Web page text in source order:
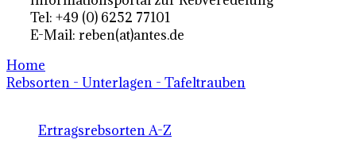
Tel: +49 (0) 6252 77101
E-Mail: reben(at)antes.de
Home
Rebsorten - Unterlagen - Tafeltrauben
Ertragsrebsorten A-Z